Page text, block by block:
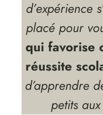
d’expérience
placé pour
qui favorise
réussite
d’apprendre
petits